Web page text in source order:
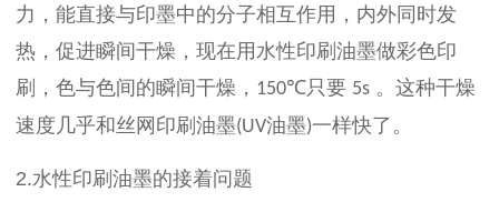
力，能直接与印墨中的分子相互作用，内外同时发
热，促进瞬间干燥，现在用水性印刷油墨做彩色印
刷，色与色间的瞬间干燥， 150℃只要 5s 。这种干燥
速度几乎和丝网印刷油墨(UV油墨)一样快了。
2.水性印刷油墨的接着问题